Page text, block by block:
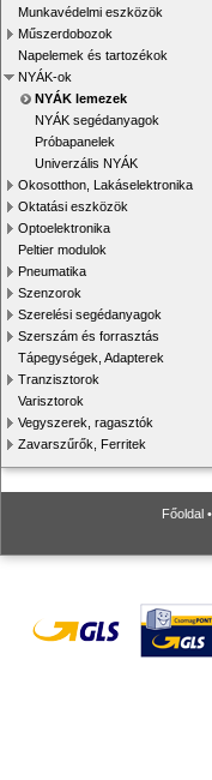
Munkavédelmi eszközök
Műszerdobozok
Napelemek és tartozékok
NYÁK-ok
NYÁK lemezek
NYÁK segédanyagok
Próbapanelek
Univerzális NYÁK
Okosotthon, Lakáselektronika
Oktatási eszközök
Optoelektronika
Peltier modulok
Pneumatika
Szenzorok
Szerelési segédanyagok
Szerszám és forrasztás
Tápegységek, Adapterek
Tranzisztorok
Varisztorok
Vegyszerek, ragasztók
Zavarszűrők, Ferritek
Főoldal •